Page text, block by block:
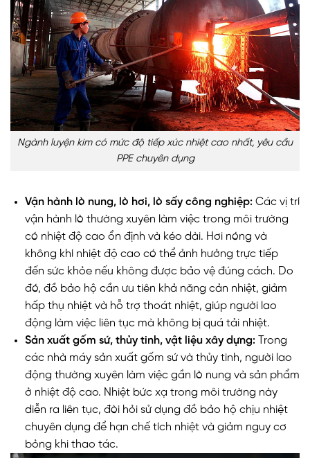
Ngành luyện kim có mức độ tiếp xúc nhiệt cao nhất, yêu cầu
PPE chuyên dụng
Vận hành lò nung, lò hơi, lò sấy công nghiệp:Các vị trí
vận hành lò thường xuyên làm việc trong môi trường
có nhiệt độ cao ổn định và kéo dài. Hơi nóng và
không khí nhiệt độ cao có thể ảnh hưởng trực tiếp
đến sức khỏe nếu không được bảo vệ đúng cách. Do
đó, đồ bảo hộ cần ưu tiên khả năng cản nhiệt, giảm
hấp thụ nhiệt và hỗ trợ thoát nhiệt, giúp người lao
động làm việc liên tục mà không bị quá tải nhiệt.
Sản xuất gốm sứ, thủy tinh, vật liệu xây dựng:Trong
các nhà máy sản xuất gốm sứ và thủy tinh, người lao
động thường xuyên làm việc gần lò nung và sản phẩm
ở nhiệt độ cao. Nhiệt bức xạ trong môi trường này
diễn ra liên tục, đòi hỏi sử dụng đồ bảo hộ chịu nhiệt
chuyên dụng để hạn chế tích nhiệt và giảm nguy cơ
bỏng khi thao tác.